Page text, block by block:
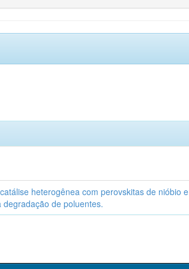
heterogênea com perovskitas de nióbio e
degradação de poluentes.